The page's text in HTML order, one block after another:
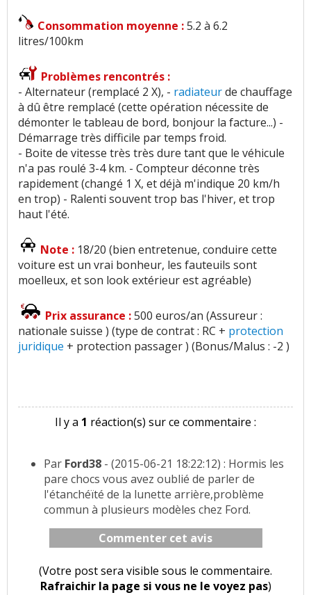
Consommation moyenne :5.2 à 6.2
litres/100km
Problèmes rencontrés :
- Alternateur (remplacé 2 X), - radiateurde chauffage
à dû être remplacé (cette opération nécessite de
démonter le tableau de bord, bonjour la facture...) -
Démarrage très difficile par temps froid.
- Boite de vitesse très très dure tant que le véhicule
n'a pas roulé 3-4 km. - Compteur déconne très
rapidement (changé 1 X, et déjà m'indique 20 km/h
en trop) - Ralenti souvent trop bas l'hiver, et trop
haut l'été.
Note : 18/20 (bien entretenue, conduire cette
voiture est un vrai bonheur, les fauteuils sont
moelleux, et son look extérieur est agréable)
Prix assurance :500 euros/an (Assureur :
nationale suisse ) (type de contrat : RC + protection
juridique + protection passager ) (Bonus/Malus : -2 )
Il y a 1 réaction(s) sur ce commentaire :
Par Ford38 - (2015-06-21 18:22:12) : Hormis les
pare chocs vous avez oublié de parler de
l'étanchéïté de la lunette arrière,problème
commun à plusieurs modèles chez Ford.
Commenter cet avis
(Votre post sera visible sous le commentaire.
Rafraichir la page si vous ne le voyez pas)